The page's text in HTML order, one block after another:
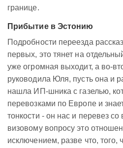
границе.
Прибытие в Эстонию
Подробности переезда
первых, это тянет на
уже огромная выходит, а во-
руководила Юля, пусть она и
нашла ИП-шника с газелью,
перевозками по Европе и
тонкости - он нас и перевез
визовому вопросу это
исключением, разве что, того,